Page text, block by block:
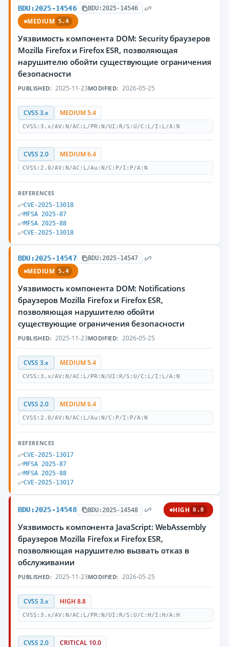
BDU:2025-14546 BDU:2025-14546
MEDIUM 5.4
Уязвимость компонента DOM: Security браузеров
Mozilla Firefox и Firefox ESR, позволяющая
нарушителю обойти существующие ограничения
безопасности
PUBLISHED: 2025-11-23MODIFIED: 2026-05-25
CVSS 3.x MEDIUM 5.4
CVSS:3.x/AV:N/AC:L/PR:N/UI:R/S:U/C:L/I:L/A:N
CVSS 2.0 MEDIUM 6.4
CVSS:2.0/AV:N/AC:L/Au:N/C:P/I:P/A:N
REFERENCES
CVE-2025-13018
MFSA 2025-87
MFSA 2025-88
CVE-2025-13018
BDU:2025-14547 BDU:2025-14547
MEDIUM 5.4
Уязвимость компонента DOM: Notifications
браузеров Mozilla Firefox и Firefox ESR,
позволяющая нарушителю обойти
существующие ограничения безопасности
PUBLISHED: 2025-11-23MODIFIED: 2026-05-25
CVSS 3.x MEDIUM 5.4
CVSS:3.x/AV:N/AC:L/PR:N/UI:R/S:U/C:L/I:L/A:N
CVSS 2.0 MEDIUM 6.4
CVSS:2.0/AV:N/AC:L/Au:N/C:P/I:P/A:N
REFERENCES
CVE-2025-13017
MFSA 2025-87
MFSA 2025-88
CVE-2025-13017
BDU:2025-14548 BDU:2025-14548 HIGH 8.8
Уязвимость компонента JavaScript: WebAssembly
браузеров Mozilla Firefox и Firefox ESR,
позволяющая нарушителю вызвать отказ в
обслуживании
PUBLISHED: 2025-11-23MODIFIED: 2026-05-25
CVSS 3.x HIGH 8.8
CVSS:3.x/AV:N/AC:L/PR:N/UI:R/S:U/C:H/I:H/A:H
CVSS 2.0 CRITICAL 10.0